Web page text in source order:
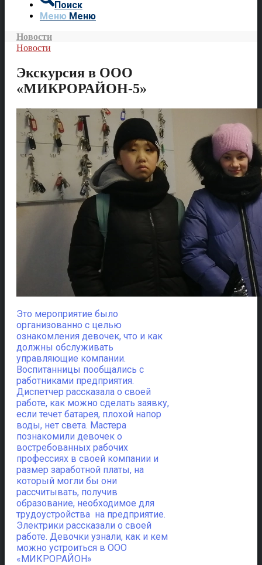
Поиск
Меню Меню
Новости
Новости
Экскурсия в ООО
«МИКРОРАЙОН-5»
Это мероприятие было
организованно с целью
ознакомления девочек, что и как
должны обслуживать
управляющие компании.
Воспитанницы пообщались с
работниками предприятия.
Диспетчер рассказала о своей
работе, как можно сделать заявку,
если течет батарея, плохой напор
воды, нет света. Мастера
познакомили девочек о
востребованных рабочих
профессиях в своей компании и
размер заработной платы, на
который могли бы они
рассчитывать, получив
образование, необходимое для
трудоустройства на предприятие.
Электрики рассказали о своей
работе. Девочки узнали, как и кем
можно устроиться в ООО
«МИКРОРАЙОН»